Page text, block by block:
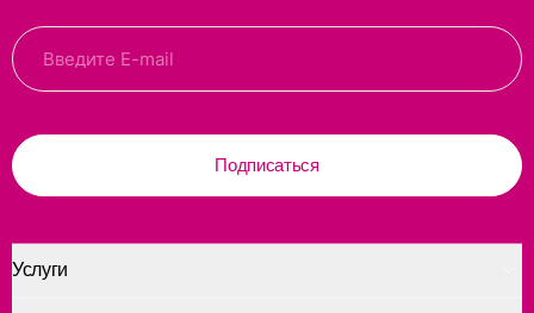
Подписаться
Услуги